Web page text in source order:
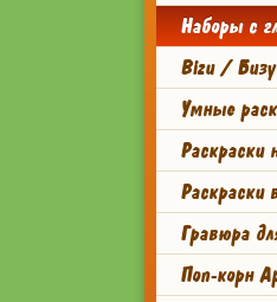
Наборы с
Bizu / Бизу
Умные
Раскраски
Раскраски
Гравюра
Поп-корн